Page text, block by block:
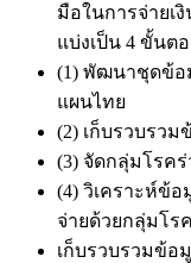
มือในการจ่ายเ
แบ่งเป็น 4 ขั้นต
(1) พัฒนาชุดข้อ
แผนไทย
(2) เก็บรวบรว
(3) จัดกลุ่มโรค
(4) วิเคราะห์ข้
จ่ายด้วยกลุ่มโร
เก็บรวบรวมข้อ